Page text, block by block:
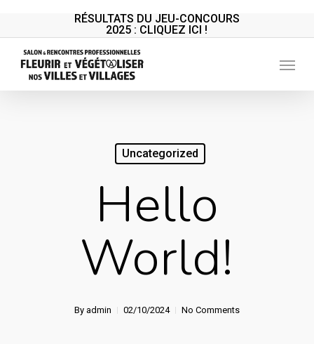
content
RÉSULTATS DU JEU-CONCOURS
2025 : CLIQUEZ ICI !
Uncategorized
Hello
World!
By admin 02/10/2024 No Comments